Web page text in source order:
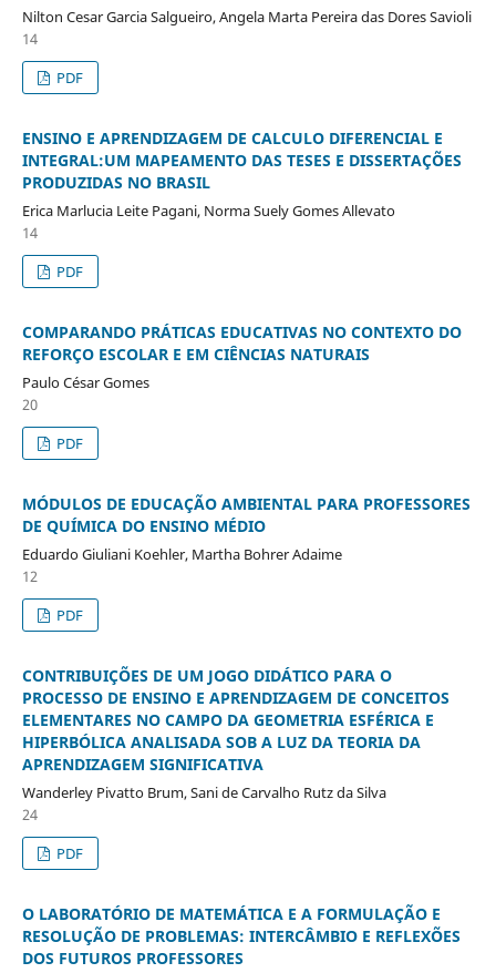
Nilton Cesar Garcia Salgueiro, Angela Marta Pereira das Dores Savioli
14
PDF
ENSINO E APRENDIZAGEM DE CALCULO DIFERENCIAL E
INTEGRAL:UM MAPEAMENTO DAS TESES E DISSERTAÇÕES
PRODUZIDAS NO BRASIL
Erica Marlucia Leite Pagani, Norma Suely Gomes Allevato
14
PDF
COMPARANDO PRÁTICAS EDUCATIVAS NO CONTEXTO DO
REFORÇO ESCOLAR E EM CIÊNCIAS NATURAIS
Paulo César Gomes
20
PDF
MÓDULOS DE EDUCAÇÃO AMBIENTAL PARA PROFESSORES
DE QUÍMICA DO ENSINO MÉDIO
Eduardo Giuliani Koehler, Martha Bohrer Adaime
12
PDF
CONTRIBUIÇÕES DE UM JOGO DIDÁTICO PARA O
PROCESSO DE ENSINO E APRENDIZAGEM DE CONCEITOS
ELEMENTARES NO CAMPO DA GEOMETRIA ESFÉRICA E
HIPERBÓLICA ANALISADA SOB A LUZ DA TEORIA DA
APRENDIZAGEM SIGNIFICATIVA
Wanderley Pivatto Brum, Sani de Carvalho Rutz da Silva
24
PDF
O LABORATÓRIO DE MATEMÁTICA E A FORMULAÇÃO E
RESOLUÇÃO DE PROBLEMAS: INTERCÂMBIO E REFLEXÕES
DOS FUTUROS PROFESSORES